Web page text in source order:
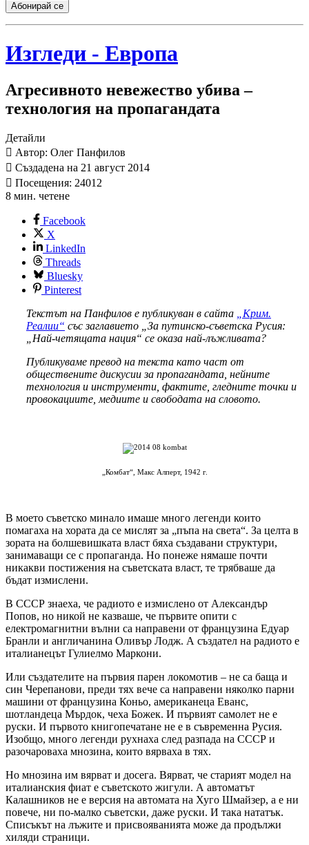
Абонирай се
Изгледи - Европа
Агресивното невежество убива –
технология на пропагандата
Детайли
Автор: Олег Панфилов
Създадена на 21 август 2014
Посещения: 24012
8 мин. четене
Facebook
X
LinkedIn
Threads
Bluesky
Pinterest
Текстът на Панфилов е публикуван в сайта
„Крим.
Реалии“ със заглавието „За путинско-съветска Русия:
„Най-четящата нация“ се оказа най-лъжливата?
Публикуваме превод на текста като част от
обществените дискусии за пропагандата, нейните
технология и инструменти, фактите, гледните точки и
провокациите, медиите и свободата на словото.
„Комбат“, Макс Алперт, 1942 г.
В моето съветско минало имаше много легенди които
помагаха на хората да се мислят за „пъпа на света“. За целта в
зората на болшевишката власт бяха създавани структури,
занимаващи се с пропаганда. Но понеже нямаше почти
никакви постижения на съветската власт, те трябваше да
бъдат измислени.
В СССР знаеха, че радиото е измислено от Александър
Попов, но никой не казваше, че първите опити с
електромагнитни вълни са направени от французина Едуар
Бранли и англичанина Оливър Лодж. А създател на радиото е
италианецът Гулиелмо Маркони.
Или създателите на първия парен локомотив – не са баща и
син Черепанови, преди тях вече са направени няколко парни
машини от французина Коньо, американеца Еванс,
шотландеца Мърдок, чеха Божек. И първият самолет не е
руски. И първото книгопечатане не е в съвременна Русия.
Изобщо, много легенди рухнаха след разпада на СССР и
разочароваха мнозина, които вярваха в тях.
Но мнозина им вярват и досега. Вярват, че старият модел на
италианския фиат е съветското жигули. А автоматът
Калашников не е версия на автомата на Хуго Шмайзер, а е ни
повече, ни по-малко съветски, даже руски. И така нататък.
Списъкът на лъжите и присвояванията може да продължи
хиляди страници.